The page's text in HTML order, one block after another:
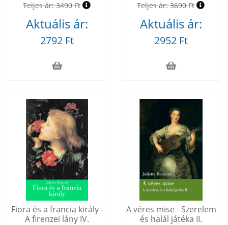
Teljes ár:3490 Ft
Aktuális ár:
2792 Ft
Teljes ár:3690 Ft
Aktuális ár:
2952 Ft
Fiora és a francia király -
A firenzei lány IV.
A véres mise - Szerelem
és halál játéka II.